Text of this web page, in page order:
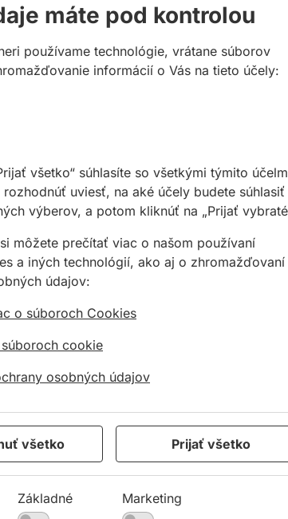
50, VS, V1/50SF
máte pod kontrolou
používame technológie, vrátane súborov
informácií o Vás na tieto účely:
všetko“ súhlasíte so všetkými týmito
rozhodnúť uviesť, na aké účely budete súhlasiť
výberov, a potom kliknúť na „Prijať
môžete prečítať viac o našom používaní
a iných technológií, ako aj o zhromažďovaní
údajov:
o súboroch Cookies
cookie
osobných údajov
všetko Prijať všetko
Základné Marketing